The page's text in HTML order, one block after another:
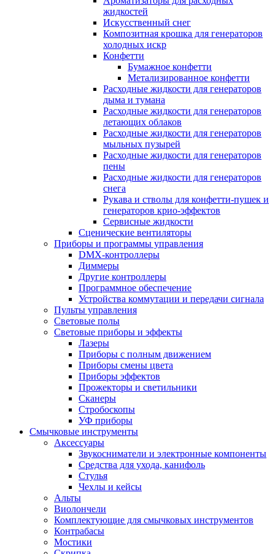
жидкостей
Искусственный снег
Композитная крошка для генераторов
холодных искр
Конфетти
Бумажное конфетти
Метализированное конфетти
Расходные жидкости для генераторов
дыма и тумана
Расходные жидкости для генераторов
летающих облаков
Расходные жидкости для генераторов
мыльных пузырей
Расходные жидкости для генераторов
пены
Расходные жидкости для генераторов
снега
Рукава и стволы для конфетти-пушек и
генераторов крио-эффектов
Сервисные жидкости
Сценические вентиляторы
Приборы и программы управления
DMX-контроллеры
Диммеры
Другие контроллеры
Программное обеспечение
Устройства коммутации и передачи сигнала
Пульты управления
Световые полы
Световые приборы и эффекты
Лазеры
Приборы с полным движением
Приборы смены цвета
Приборы эффектов
Прожекторы и светильники
Сканеры
Стробоскопы
УФ приборы
Смычковые инструменты
Аксессуары
Звукосниматели и электронные компоненты
Средства для ухода, канифоль
Стулья
Чехлы и кейсы
Альты
Виолончели
Комплектующие для смычковых инструментов
Контрабасы
Мостики